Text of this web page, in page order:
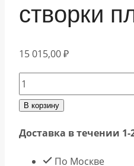
створки
15 015,00₽
Количество
товара
на
ванну
В корзину
Доставка в течении 1-
По Москве